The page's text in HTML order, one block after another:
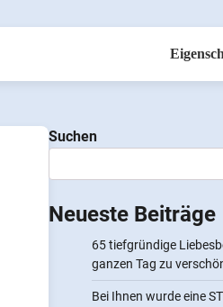
Suchen
Neueste Beiträge
65 tiefgründige
ganzen Tag zu
Bei Ihnen wurde eine